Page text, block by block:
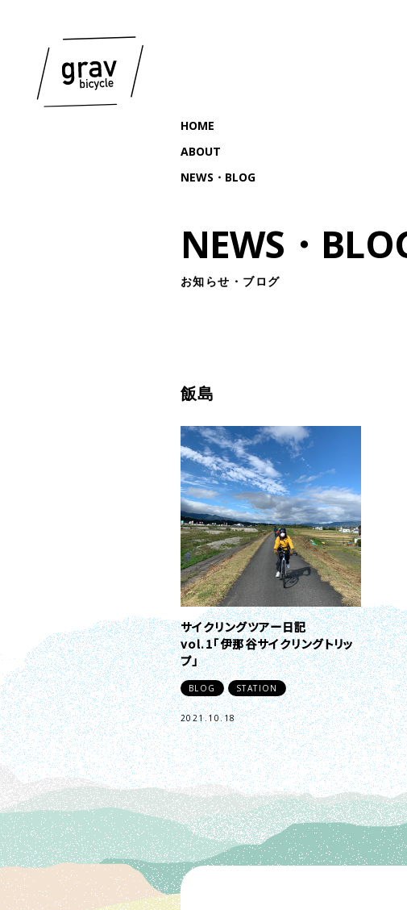
HOME
ABOUT
NEWS・BLOG
NEWS・
お知らせ・ブログ
飯島
サイクリングツアー日記
vol.1「伊那谷サイクリングトリッ
プ」
BLOG STATION
2021.10.18